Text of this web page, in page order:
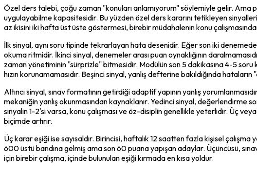
Özel ders talebi, çoğu zaman "konuları anlamıyorum" söylemiyle gelir. Ama
uygulayabilme kapasitesidir. Bu yüzden özel ders kararını tetikleyen
az ikisini iki hafta üst üste göstermesi, birebir müdahalenin konu
İlk sinyal, aynı soru tipinde tekrarlayan hata desenidir. Eğer son iki
okuma ritmidir. İkinci sinyal, denemeler arası puan oynaklığının
zaman yönetiminin "sürprizle" bitmesidir. Modülün son 5 dakikasına 4-5 soru
hızın korunamamasıdır. Beşinci sinyal, yanlış defterine bakıldığında
Altıncı sinyal, sınav formatının getirdiği adaptif yapının yanlış
mekaniğin yanlış okunmasından kaynaklanır. Yedinci sinyal,
sinyalin 1-2'si varsa, konu çalışması ve öz-disiplin genellikle yeterlidir. Üç
biçimde artırır.
Üç karar eşiği ise sayısaldır. Birincisi, haftalık 12 saatten fazla kişisel
600 üstü bandına gelmiş ama son 60 puana yapışan adaylar. Üçüncüsü,
için birebir çalışma, içinde bulunulan eşiği kırmada en kısa yoldur.